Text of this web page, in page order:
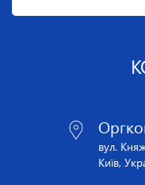
вул.
Київ,